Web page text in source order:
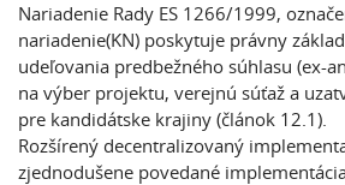
Nariadenie Rady ES 1266/1999,
nariadenie(KN) poskytuje právny
udeľovania predbežného súhlasu (ex-
na výber projektu, verejnú súťaž a
pre kandidátske krajiny (článok 12.1).
Rozšírený decentralizovaný
zjednodušene povedané